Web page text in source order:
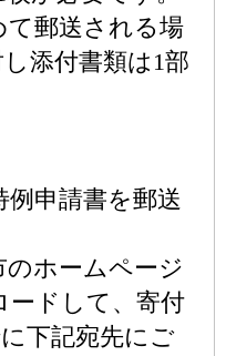
て郵送される場
添付書類は1部
申請書を郵送
ホームページ
ードして、寄付
下記宛先にご